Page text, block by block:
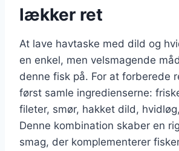
lækker ret
At lave havtaske med dild og
en enkel, men velsmagende
denne fisk på. For at forberede
først samle ingredienserne:
fileter, smør, hakket dild,
Denne kombination skaber en
smag, der komplementerer